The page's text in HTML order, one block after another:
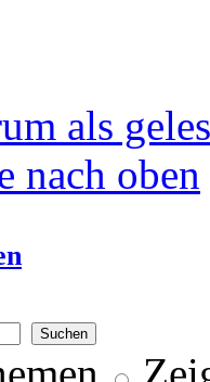
als
nach oben